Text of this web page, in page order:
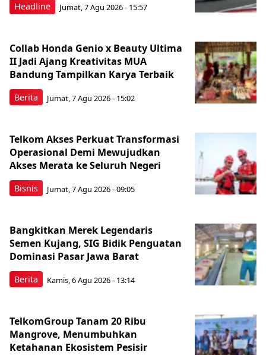
Headline Jumat, 7 Agu 2026 - 15:57
Berita
Collab Honda Genio x Beauty Ultima
II Jadi Ajang Kreativitas MUA
Bandung Tampilkan Karya Terbaik
Jumat, 7 Agu 2026 - 15:02
Bisnis
Telkom Akses Perkuat Transformasi
Operasional Demi Mewujudkan
Akses Merata ke Seluruh Negeri
Jumat, 7 Agu 2026 - 09:05
Berita
Bangkitkan Merek Legendaris
Semen Kujang, SIG Bidik Penguatan
Dominasi Pasar Jawa Barat
Kamis, 6 Agu 2026 - 13:14
TelkomGroup Tanam 20 Ribu
Mangrove, Menumbuhkan
Ketahanan Ekosistem Pesisir